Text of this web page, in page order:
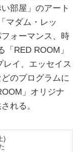
部屋」のアート
マダム・レッ
ォーマンス、時
RED ROOM」
イ、エッセイス
のプログラムに
」オリジナ
れる。
)